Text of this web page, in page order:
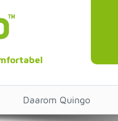
Daarom Quingo